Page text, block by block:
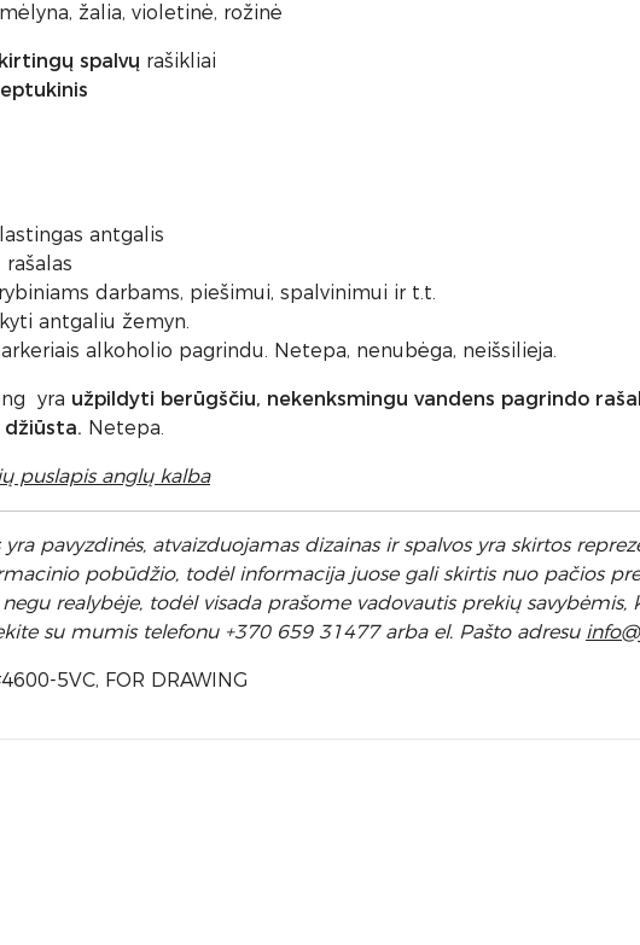
žalia, violetinė, rožinė
spalvų rašikliai
antgalis
darbams, piešimui, spalvinimui ir t.t.
antgaliu žemyn.
alkoholio pagrindu. Netepa, nenubėga, neišsilieja.
yra užpildyti berūgščiu, nekenksmingu vandens pagrindo
Netepa.
puslapis anglų kalba
pavyzdinės, atvaizduojamas dizainas ir spalvos yra skirtos
pobūdžio, todėl informacija juose gali skirtis nuo pačios
realybėje, todėl visada prašome vadovautis prekių savybėmis,
su mumis telefonu +370 659 31477 arba el. Pašto adresu info
5VC, FOR DRAWING